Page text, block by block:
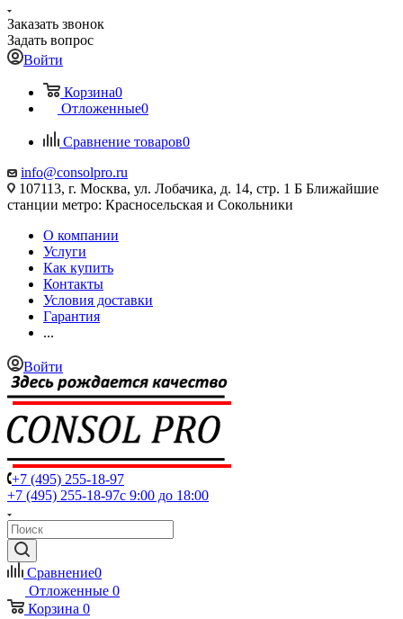
Заказать звонок
Задать вопрос
Войти
Корзина0
Отложенные0
Сравнение товаров0
info@consolpro.ru
107113, г. Москва, ул. Лобачика, д. 14, стр. 1 Б Ближайшие
станции метро: Красносельская и Сокольники
О компании
Услуги
Как купить
Контакты
Условия доставки
Гарантия
...
Войти
+7 (495) 255-18-97
+7 (495) 255-18-97с 9:00 до 18:00
Сравнение0
Отложенные 0
Корзина 0